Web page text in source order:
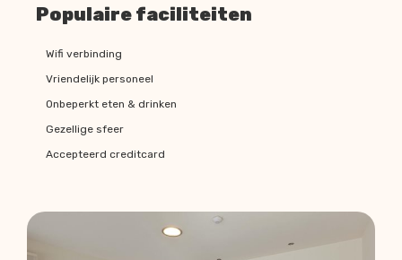
Populaire faciliteiten
Wifi verbinding
Vriendelijk personeel
Onbeperkt eten & drinken
Gezellige sfeer
Accepteerd creditcard